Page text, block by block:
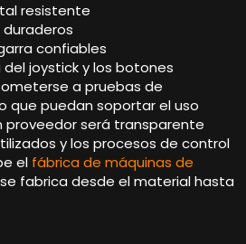
resistente
duraderos
confiables
joystick y los botones
a pruebas de
que puedan soportar el uso
proveedor será transparente
y los procesos de control
el fábrica de máquinas de
fabrica desde el material hasta